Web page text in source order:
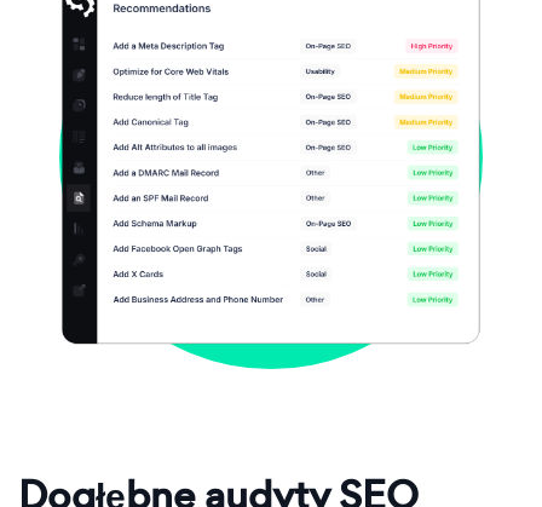
Dogłębne audyty SEO